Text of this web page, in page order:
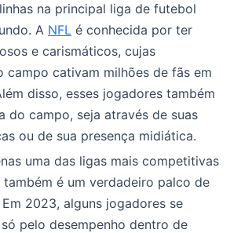
na principal liga de futebol
A NFL é conhecida por ter
e carismáticos, cujas
campo cativam milhões de fãs em
disso, esses jogadores também
do campo, seja através de suas
ou de sua presença midiática.
uma das ligas mais competitivas
é um verdadeiro palco de
2023, alguns jogadores se
pelo desempenho dentro de